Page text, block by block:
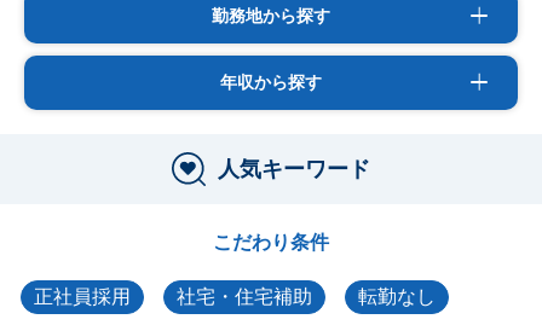
勤務地から探す
年収から探す
人気キーワード
こだわり条件
正社員採用 社宅・住宅補助 転勤なし